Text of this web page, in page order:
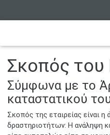
Σκοπός του
Σύμφωνα με το
καταστατικού
Σκοπός της εταιρείας είναι
δραστηριοτήτων: Η ανάληψη